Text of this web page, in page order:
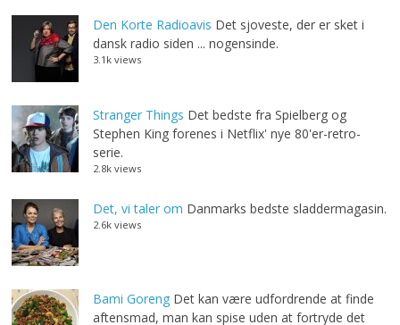
Den Korte Radioavis Det sjoveste, der er sket i
dansk radio siden ... nogensinde.
3.1k views
Stranger Things Det bedste fra Spielberg og
Stephen King forenes i Netflix' nye 80'er-retro-
serie.
2.8k views
Det, vi taler om Danmarks bedste sladdermagasin.
2.6k views
Bami Goreng Det kan være udfordrende at finde
aftensmad, man kan spise uden at fortryde det